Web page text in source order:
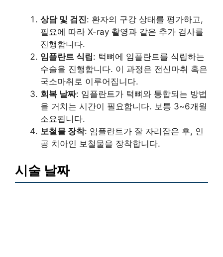
상담 및 검진: 환자의 구강 상태를 평가하고,
필요에 따라 X-ray 촬영과 같은 추가 검사를
진행합니다.
임플란트 식립: 턱뼈에 임플란트를 식립하는
수술을 진행합니다. 이 과정은 전신마취 혹은
국소마취로 이루어집니다.
회복 날짜: 임플란트가 턱뼈와 통합되는 방법
을 거치는 시간이 필요합니다. 보통 3~6개월
소요됩니다.
보철물 장착: 임플란트가 잘 자리잡은 후, 인
공 치아인 보철물을 장착합니다.
시술 날짜